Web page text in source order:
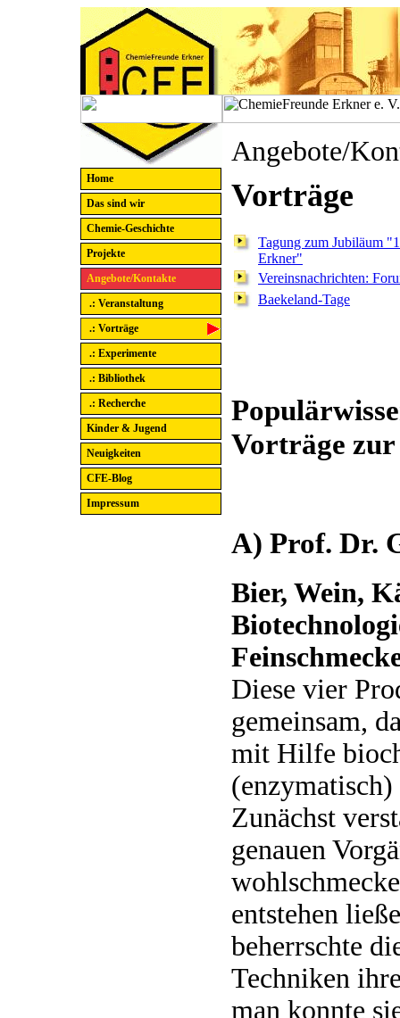
Angebote/
Home
Das sind wir
Chemie-Geschichte
Projekte
Angebote/Kontakte
.: Veranstaltung
.: Vorträge
.: Experimente
.: Bibliothek
.: Recherche
Kinder & Jugend
Neuigkeiten
CFE-Blog
Impressum
Vorträge
Tagung zum Jubiläum
Erkner"
Vereinsnachrichten:
Baekeland-Tage
Vorträge
A) Prof. Dr.
Bier, Wein,
Diese vier
gemeinsam,
mit Hilfe
Zunächst
genauen
entstehen
beherrschte
Techniken
man konnte